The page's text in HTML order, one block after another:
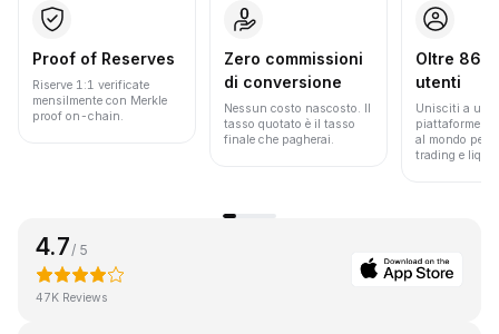
Proof of Reserves
Riserve 1:1 verificate
mensilmente con Merkle
proof on-chain.
Zero commissioni
di conversione
Nessun costo nascosto. Il
tasso quotato è il tasso
finale che pagherai.
Oltre 86
utenti
Unisciti a una
piattaforme
al mondo per
trading e
4.7 / 5
47K Reviews